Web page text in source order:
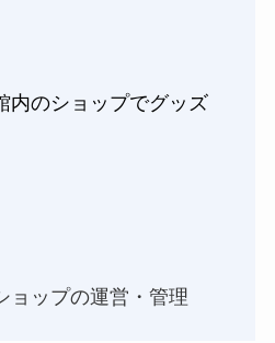
内のショップでグッズ
ョップの運営・管理